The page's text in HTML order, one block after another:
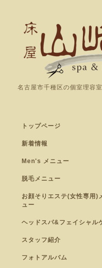
名古屋市千種区の個室理容
トップページ
新着情報
Men's メニュー
脱毛メニュー
お顔そりエステ(女性専用)
ュー
ヘッドスパ&フェイシャル
スタッフ紹介
フォトアルバム